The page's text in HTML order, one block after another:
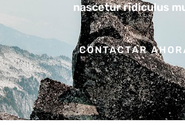
nascetur ridiculus
CONTACTAR